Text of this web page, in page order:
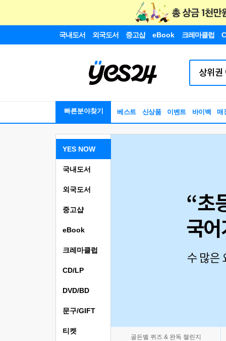
국내도서 외국도서 중고샵 eBook 크레마클럽
빠른분야찾기 베스트 신상품 이벤트 바이백 매
YES NOW
골든벨 퀴즈 & 완독 챌린지
국내도서
외국도서
중고샵
eBook
크레마클럽
CD/LP
DVD/BD
문구/GIFT
티켓